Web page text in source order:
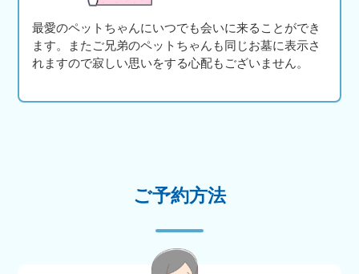
最愛のペットちゃんにいつでも会いに来ることができ
ます。またご兄弟のペットちゃんも同じお墓に表示さ
れますので寂しい思いをする心配もございません。
ご予約方法